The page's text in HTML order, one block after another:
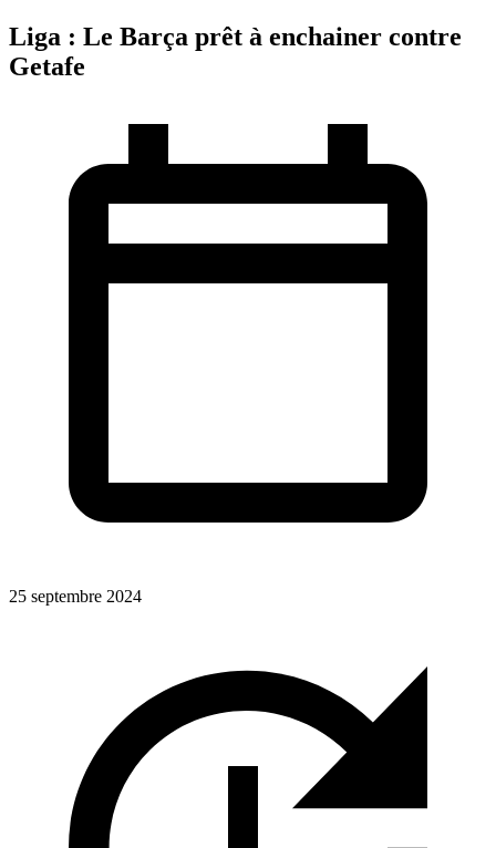
Liga : Le Barça prêt à enchainer contre
Getafe
25 septembre 2024